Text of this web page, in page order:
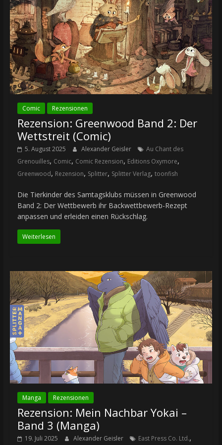
Comic Rezensionen
Rezension: Greenwood Band 2: Der
Wettstreit (Comic)
5. August 2025 Alexander Geisler
Au Chant des
Grenouilles, Comic, Comic Rezension, Editions Oxymore,
Greenwood, Rezension, Splitter, Splitter Verlag, toonfish
Die Tierkinder des Samtagsklubs müssen in Greenwood
Band 2: Der Wettbewerb ihr Backwettbewerb-Rezept
anpassen und erleiden einen Rückschlag.
Weiterlesen
Manga Rezensionen
Rezension: Mein Nachbar Yokai –
Band 3 (Manga)
19. Juli 2025 Alexander Geisler East Press Co. Ltd.,